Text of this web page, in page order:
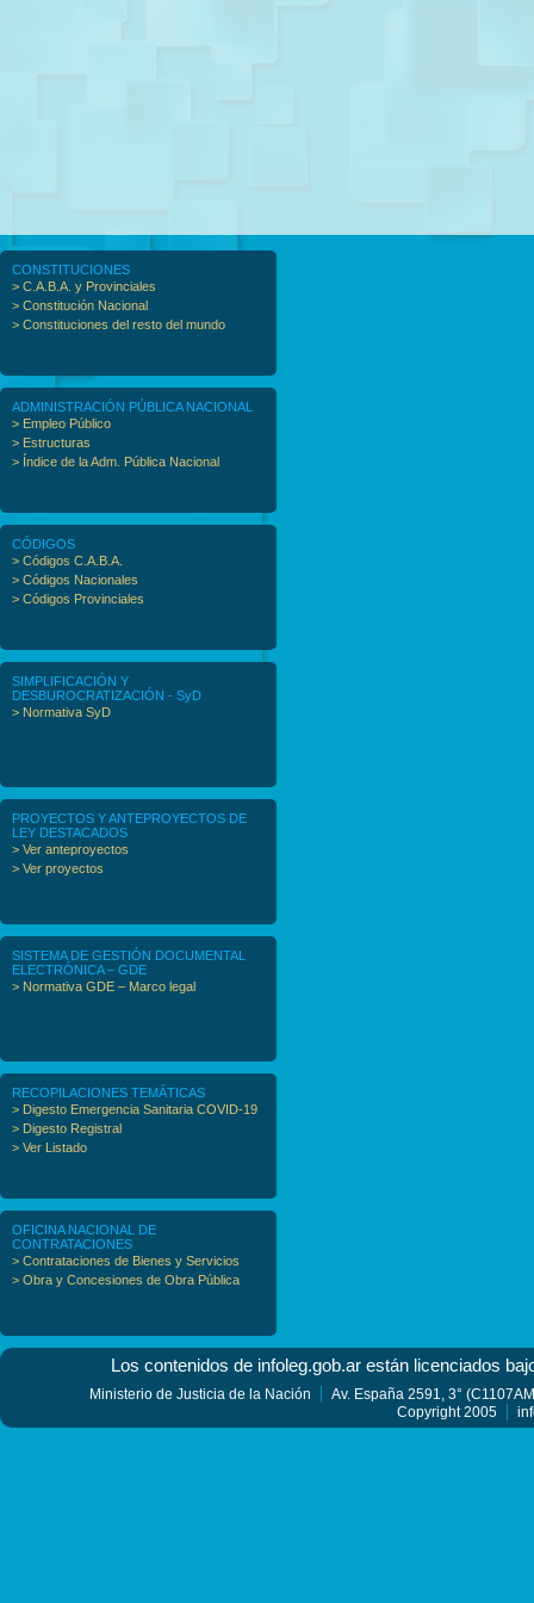
CONSTITUCIONES
> C.A.B.A. y Provinciales
> Constitución Nacional
> Constituciones del resto del mundo
ADMINISTRACIÓN PÚBLICA NACIONAL
> Empleo Público
> Estructuras
> Índice de la Adm. Pública Nacional
CÓDIGOS
> Códigos C.A.B.A.
> Códigos Nacionales
> Códigos Provinciales
SIMPLIFICACIÓN Y
DESBUROCRATIZACIÓN - SyD
> Normativa SyD
PROYECTOS Y ANTEPROYECTOS DE
LEY DESTACADOS
> Ver anteproyectos
> Ver proyectos
SISTEMA DE GESTIÓN DOCUMENTAL
ELECTRÓNICA – GDE
> Normativa GDE – Marco legal
RECOPILACIONES TEMÁTICAS
> Digesto Emergencia Sanitaria COVID-19
> Digesto Registral
> Ver Listado
OFICINA NACIONAL DE
CONTRATACIONES
> Contrataciones de Bienes y Servicios
> Obra y Concesiones de Obra Pública
Los contenidos de infoleg.gob.ar están licenciados
Ministerio de Justicia de la Nación
Av. España 2591, 3°
Copyright 2005